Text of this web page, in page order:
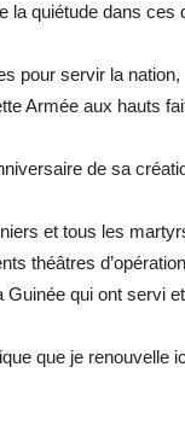
la quiétude dans ces
pour servir la nation,
Armée aux hauts
de sa
et tous les
théâtres
Guinée qui ont servi et
que je renouvelle